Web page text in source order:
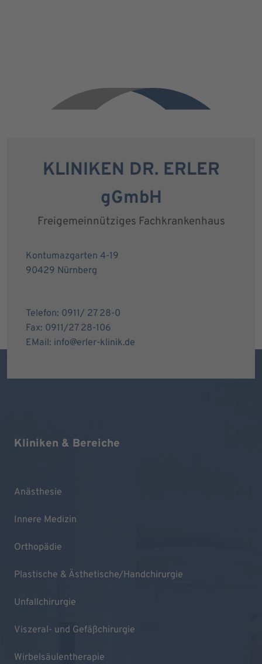
KLINIKEN DR. ERLER
gGmbH
Freigemeinnütziges Fachkrankenhaus
Kontumazgarten 4-19
90429 Nürnberg
Telefon: 0911/ 27 28-0
Fax: 0911/27 28-106
EMail: info@erler-klinik.de
Kliniken & Bereiche
Anästhesie
Innere Medizin
Orthopädie
Plastische & Ästhetische/Handchirurgie
Unfallchirurgie
Viszeral- und Gefäßchirurgie
Wirbelsäulentherapie